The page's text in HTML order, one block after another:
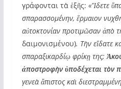
γράφονται τὰ ἑξῆς: «Ἴδετε
σπαρασσομένην, ἕρμαιον
αὐτοκτονίαν προτιμῶσαν ἀπὸ
δαιμονισμένου). Τὴν εἴδατε
σπαραξικαρδίῳ φρίκῃ της;
ἀποστροφὴν ὑποδέχεται τὸν
γενεὰ ἄπιστος καὶ